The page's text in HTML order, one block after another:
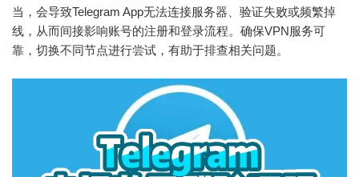
当，会导致Telegram App无法连接服务器、验证失败或频繁掉
线，从而间接影响账号的注册和登录流程。确保VPN服务可
靠，切换不同节点进行尝试，有助于排查相关问题。